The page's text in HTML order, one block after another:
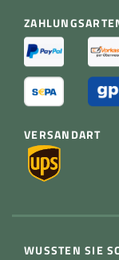
VERSANDART
WUSSTEN SIE